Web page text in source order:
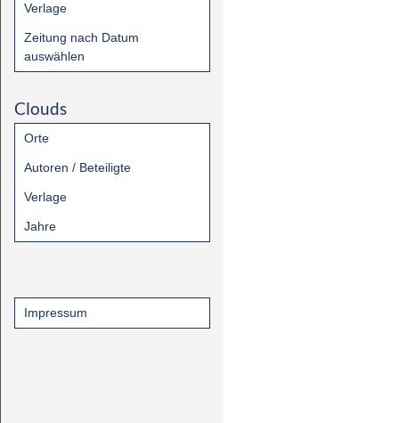
Verlage
Zeitung nach Datum
auswählen
Clouds
Orte
Autoren / Beteiligte
Verlage
Jahre
Impressum